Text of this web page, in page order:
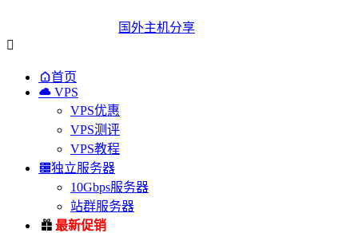
国外主机分享

首页
 VPS
VPS优惠
VPS测评
VPS教程
独立服务器
10Gbps服务器
站群服务器
 最新促销